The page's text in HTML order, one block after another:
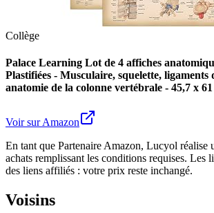
Collège
Palace Learning Lot de 4 affiches
Plastifiées - Musculaire, squelette, ligaments
anatomie de la colonne vertébrale - 45,7 x
Voir sur Amazon
En tant que Partenaire Amazon, Lucyol réalise
achats remplissant les conditions requises. Les
des liens affiliés : votre prix reste inchangé.
Voisins